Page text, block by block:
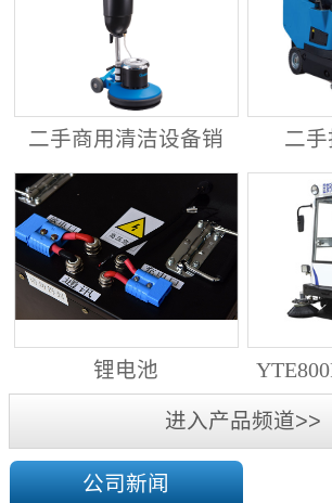
二手商用清洁设备销
二
锂电池
进入产品频道>>
公司新闻